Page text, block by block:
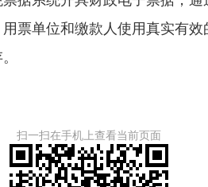
票单位和缴款人使用真实有
扫一扫在手机上查看当前页面